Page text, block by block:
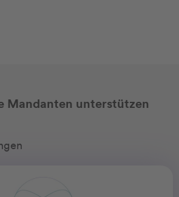
Mandanten unterstützen